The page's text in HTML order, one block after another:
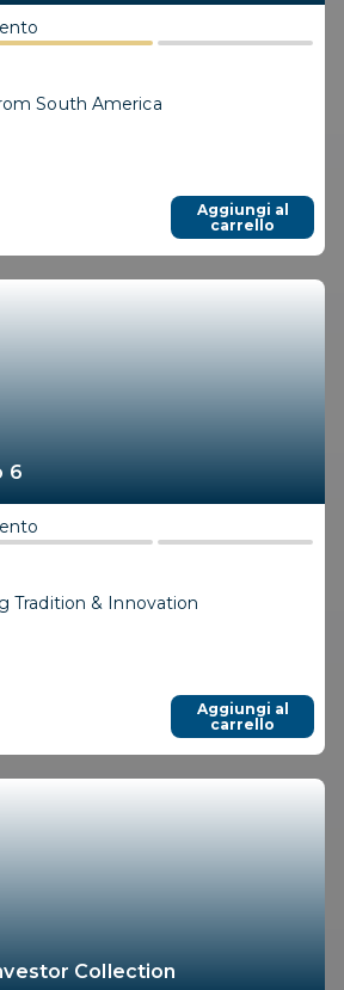
South America
Aggiungi al
carrello
6
Tradition & Innovation
Aggiungi al
carrello
Collection